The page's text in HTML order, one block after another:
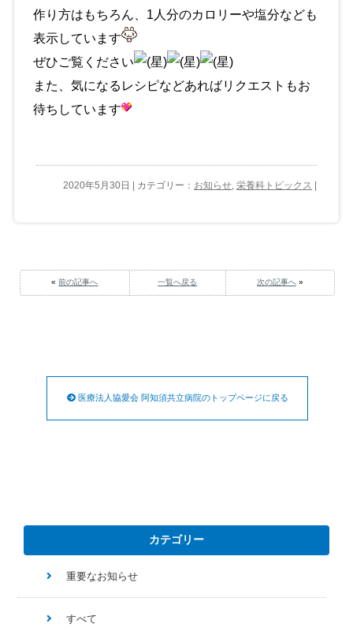
作り方はもちろん、1人分のカロリーや塩分なども
表示しています
ぜひご覧ください
また、気になるレシピなどあればリクエストもお
待ちしています
2020年5月30日 | カテゴリー： お知らせ,栄養科トピックス
«前の記事へ 一覧へ戻る 次の記事へ»
医療法人協愛会 阿知須共立病院のトップページに戻る
カテゴリー
重要なお知らせ
すべて